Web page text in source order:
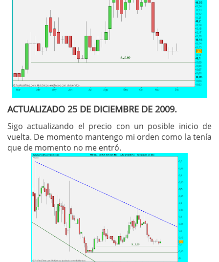
ACTUALIZADO 25 DE DICIEMBRE DE 2009.
Sigo actualizando el precio con un posible inicio de
vuelta. De momento mantengo mi orden como la tenía
que de momento no me entró.